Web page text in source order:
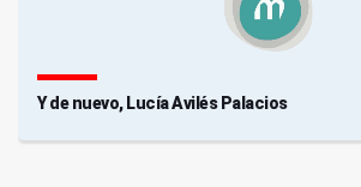
Y de nuevo, Lucía Avilés Palacios